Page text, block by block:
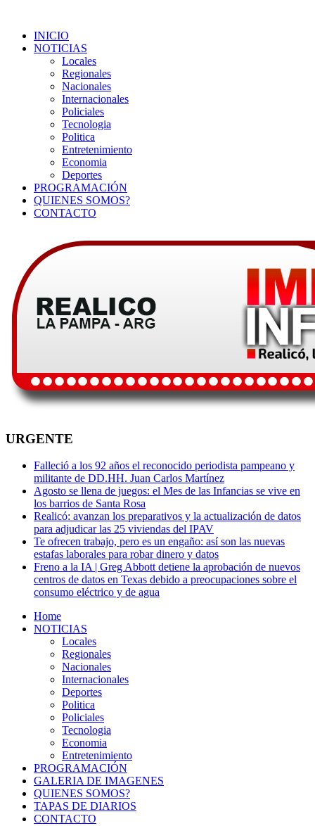
INICIO
NOTICIAS
Locales
Regionales
Nacionales
Internacionales
Policiales
Tecnologia
Politica
Entretenimiento
Economia
Deportes
PROGRAMACIÓN
QUIENES SOMOS?
CONTACTO
URGENTE
Falleció a los 92 años el reconocido periodista pampeano y
militante de DD.HH. Juan Carlos Martínez
Agosto se llena de juegos: el Mes de las Infancias se vive en
los barrios de Santa Rosa
Realicó: avanzan los preparativos y la actualización de datos
para adjudicar las 25 viviendas del IPAV
Te ofrecen trabajo, pero es un engaño: así son las nuevas
estafas laborales para robar dinero y datos
Freno a la IA | Greg Abbott detiene la aprobación de nuevos
centros de datos en Texas debido a preocupaciones sobre el
consumo eléctrico y de agua
Home
NOTICIAS
Locales
Regionales
Nacionales
Internacionales
Deportes
Politica
Policiales
Tecnologia
Economia
Entretenimiento
PROGRAMACIÓN
GALERIA DE IMAGENES
QUIENES SOMOS?
TAPAS DE DIARIOS
CONTACTO